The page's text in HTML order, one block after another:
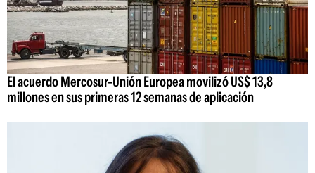
El acuerdo Mercosur-Unión Europea movilizó US$ 13,8
millones en sus primeras 12 semanas de aplicación